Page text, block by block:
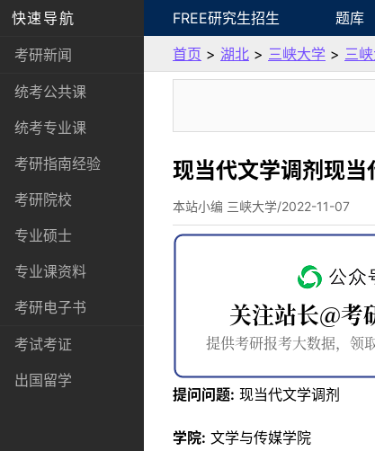
快速导航
考研新闻
统考公共课
统考专业课
考研指南经验
考研院校
专业硕士
专业课资料
考研电子书
考试考证
出国留学
FREE研究生招生 题库
首页 > 湖北 > 三峡大学 > 三
现当代文学调剂现
本站小编 三峡大学/2022-11-07
提问问题: 现当代文学调剂
学院: 文学与传媒学院